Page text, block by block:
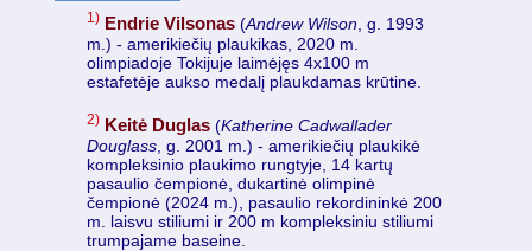
1) Endrie Vilsonas (Andrew Wilson , g. 1993
m.) - amerikiečių plaukikas, 2020 m.
olimpiadoje Tokijuje laimėjęs 4x100 m
estafetėje aukso medalį plaukdamas krūtine.
2) Keitė Duglas (Katherine Cadwallader
Douglass , g. 2001 m.) - amerikiečių plaukikė
kompleksinio plaukimo rungtyje, 14 kartų
pasaulio čempionė, dukartinė olimpinė
čempionė (2024 m.), pasaulio rekordininkė 200
m. laisvu stiliumi ir 200 m kompleksiniu stiliumi
trumpajame baseine.